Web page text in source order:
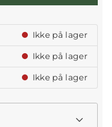
Ikke på lager
Ikke på lager
Ikke på lager